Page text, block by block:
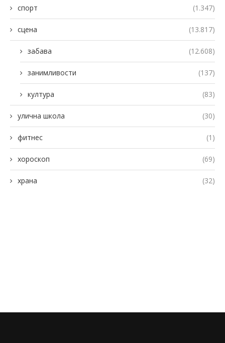
спорт (1.347)
сцена (13.817)
забава (12.608)
занимливости (137)
култура (83)
улична школа (30)
фитнес (1)
хороскоп (69)
храна (32)